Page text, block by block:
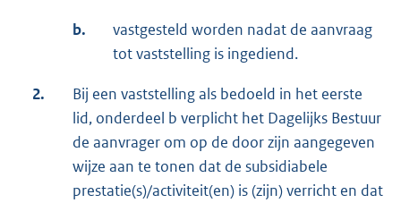
b.
vastgesteld worden nadat de aanvraag
tot vaststelling is ingediend.
2.
Bij een vaststelling als bedoeld in het eerste
lid, onderdeel b verplicht het Dagelijks Bestuur
de aanvrager om op de door zijn aangegeven
wijze aan te tonen dat de subsidiabele
prestatie(s)/activiteit(en) is (zijn) verricht en dat